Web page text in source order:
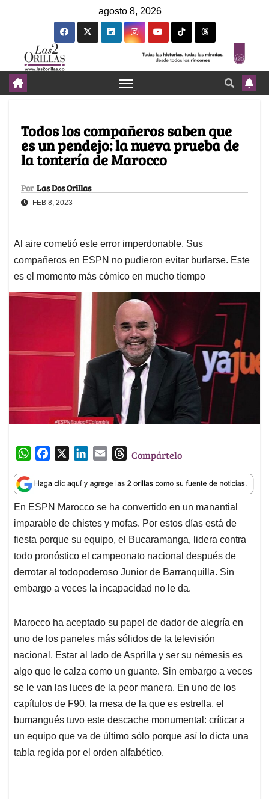
agosto 8, 2026
Todos los compañeros saben que
es un pendejo: la nueva prueba de
la tontería de Marocco
Por Las Dos Orillas
FEB 8, 2023
Al aire cometió este error imperdonable. Sus
compañeros en ESPN no pudieron evitar burlarse. Este
es el momento más cómico en mucho tiempo
W
a
t
s
A
p
p
c
e
b
o
o
k
n
k
e
d
I
n
a
i
l
T
r
e
a
d
s
Compártelo
En ESPN Marocco se ha convertido en un manantial
imparable de chistes y mofas. Por estos días está de
fiesta porque su equipo, el Bucaramanga, lidera contra
todo pronóstico el campeonato nacional después de
derrotar al todopoderoso Junior de Barranquilla. Sin
embargo a veces la incapacidad no le da.
Marocco ha aceptado su papel de dador de alegría en
uno de los paneles más sólidos de la televisión
nacional. Estar al lado de Asprilla y ser su némesis es
algo que le calza como un guante. Sin embargo a veces
se le van las luces de la peor manera. En uno de los
capítulos de F90, la mesa de la que es estrella, el
bumangués tuvo este descache monumental: críticar a
un equipo que va de último sólo porque así lo dicta una
tabla regida por el orden alfabético.